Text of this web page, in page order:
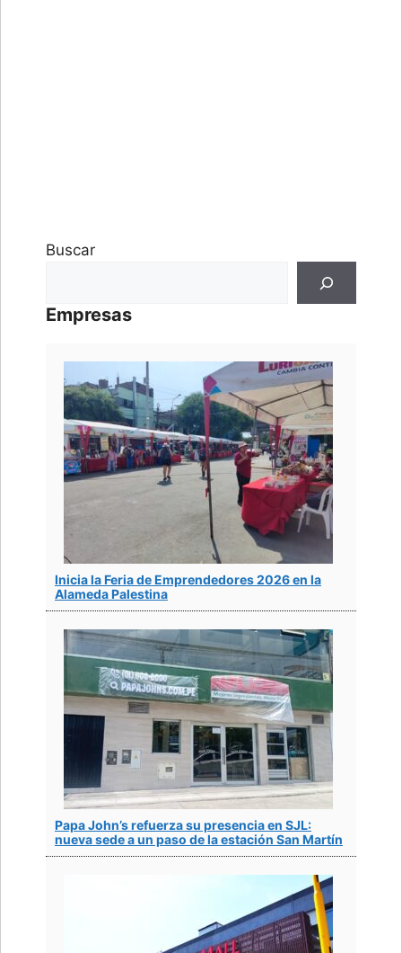
Buscar
Empresas
Inicia la Feria de Emprendedores 2026 en la
Alameda Palestina
Papa John’s refuerza su presencia en SJL:
nueva sede a un paso de la estación San Martín